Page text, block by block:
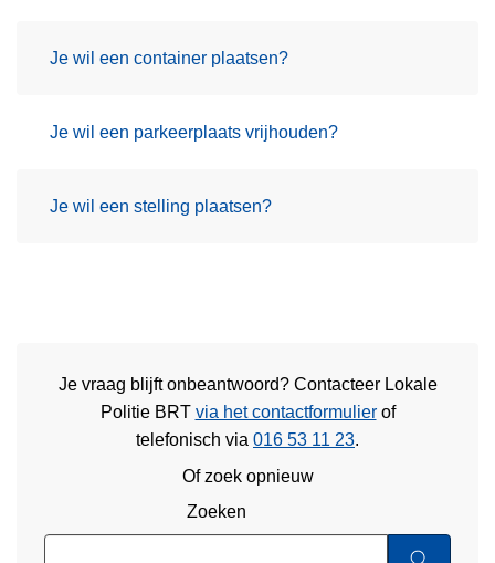
Je wil een container plaatsen?
Je wil een parkeerplaats vrijhouden?
Je wil een stelling plaatsen?
Je vraag blijft onbeantwoord? Contacteer Lokale
Politie BRT via het contactformulierof
telefonisch via 016 53 11 23.
Of zoek opnieuw
Zoeken